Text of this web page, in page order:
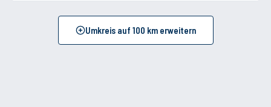
Umkreis auf 100 km erweitern